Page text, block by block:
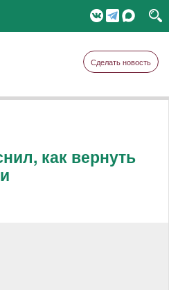
Сделать новость
как вернуть